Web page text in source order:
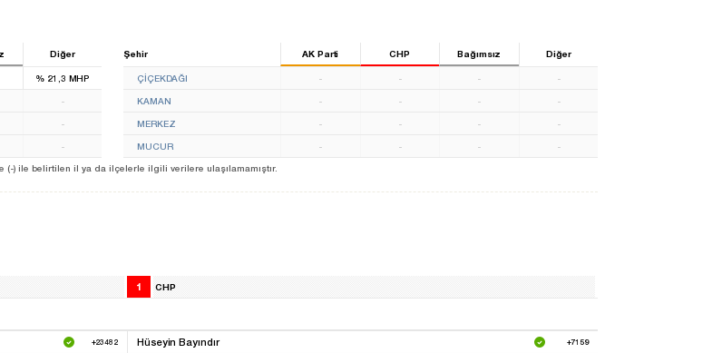
Diğer Şehir AK Parti CHP Bağımsız Diğer
% 21,3 MHP
-
-
-
ÇİÇEKDAĞI - - - -
KAMAN - - - -
MERKEZ - - - -
MUCUR - - -
-
(-) ile belirtilen il ya da ilçelerle ilgili verilere ulaşılamamıştır.
1 CHP
+23482 Hüseyin Bayındır +7159